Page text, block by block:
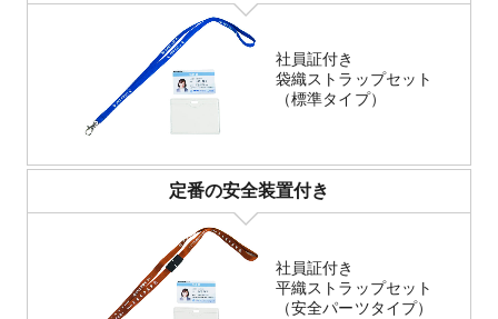
社員証付き
袋織ストラップセット
（標準タイプ）
定番の安全装置付き
社員証付き
平織ストラップセット
（安全パーツタイプ）